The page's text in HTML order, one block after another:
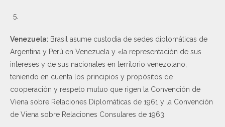
Venezuela: Brasil asume custodia de sedes diplomáticas de
Argentina y Perú en Venezuela y «la representación de sus
intereses y de sus nacionales en territorio venezolano,
teniendo en cuenta los principios y propósitos de
cooperación y respeto mutuo que rigen la Convención de
Viena sobre Relaciones Diplomáticas de 1961 y la Convención
de Viena sobre Relaciones Consulares de 1963.